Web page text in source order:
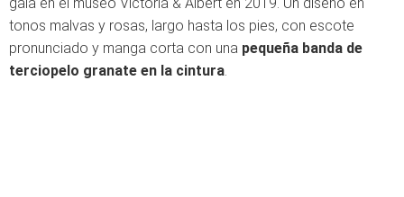
tonos malvas y rosas, largo hasta los pies, con escote
pronunciado y manga corta con una pequeña banda de
terciopelo granate en la cintura